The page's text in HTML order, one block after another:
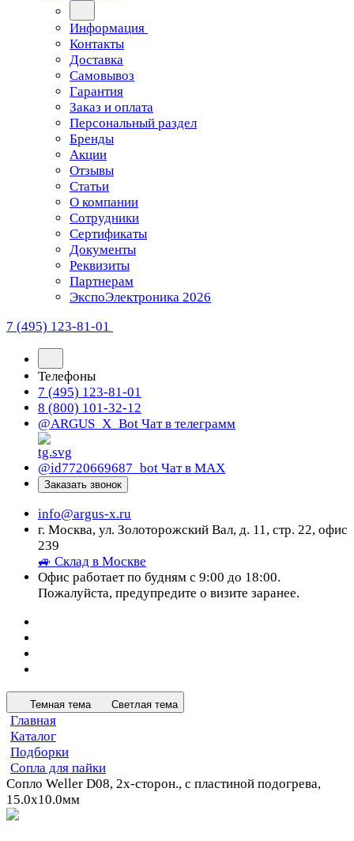
Информация
Контакты
Доставка
Самовывоз
Гарантия
Заказ и оплата
Персональный раздел
Бренды
Акции
Отзывы
Статьи
О компании
Сотрудники
Сертификаты
Документы
Реквизиты
Партнерам
ЭкспоЭлектроника 2026
7 (495) 123-81-01
Телефоны
7 (495) 123-81-01
8 (800) 101-32-12
@ARGUS_X_Bot Чат в телеграмм
@id7720669687_bot Чат в МАХ
Заказать звонок
info@argus-x.ru
г. Москва, ул. Золоторожский Вал, д. 11, стр. 22, офис
239
🚙 Склад в Москве
Офис работает по будням с 9:00 до 18:00.
Пожалуйста, предупредите о визите заранее.
Темная тема Светлая тема
Главная
Каталог
Подборки
Сопла для пайки
Сопло Weller D08, 2х-сторон., с пластиной подогрева,
15.0х10.0мм